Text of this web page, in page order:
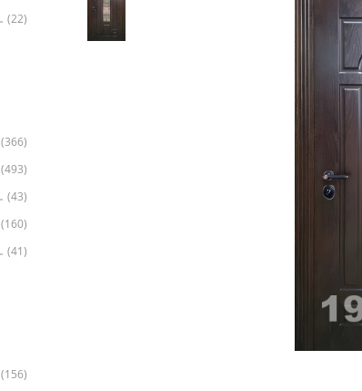
Двери с винилискожей
(22)
(366)
(493)
(43)
(160)
(41)
(156)